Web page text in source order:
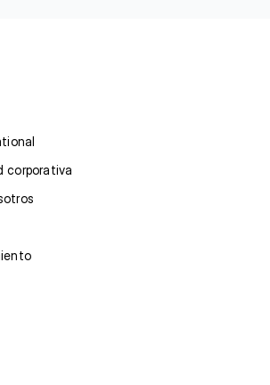
corporativa